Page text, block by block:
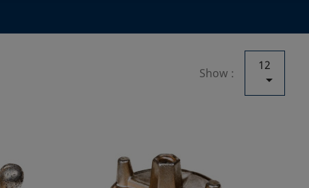
Show :
12
